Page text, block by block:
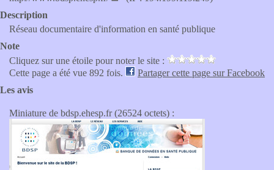
Description
Réseau documentaire d'information en santé publique
Note
Cliquez sur une étoile pour noter le site :
Cette page a été vue 892 fois.
Partager cette page sur Facebook
Les avis
Miniature de bdsp.ehesp.fr (26524 octets) :